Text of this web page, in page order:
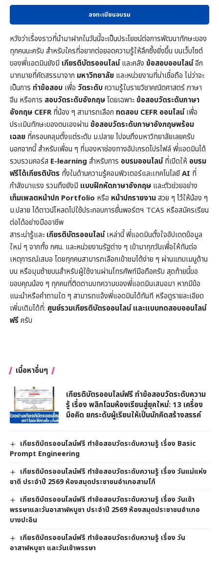
ลงทะเบียนอบรม
หวังว่าเรื่องราวที่นำมาฝากในวันนี้จะเป็นประโยชน์ต่อการพัฒนาทักษะของ
ทุกคนนะครับ สำหรับใครที่อยากต่อยอดความรู้ให้ลึกซึ้งยิ่งขึ้น บนเว็บไซต์
ของพี่แอดมินยังมี เกียรติบัตรออนไลน์และคลัง ข้อสอบออนไลน์อีก
มากมายที่คัดสรรมาจาก มหาวิทยาลัย และหน่วยงานที่น่าเชื่อถือ ไม่ว่าจะ
เป็นการ ทำข้อสอบ เพื่อ วัดระดับความรู้ในรายวิชาคณิตศาสตร์ภาษา
จีน หรือการ สอบวัดระดับอังกฤษโดยเฉพาะข้อสอบวัดระดับภาษา
อังกฤษ CEFRที่น้อง ๆ สามารถเลือก ทดสอบ CEFR ออนไลน์เพื่อ
ประเมินทักษะของตนเองผ่าน ข้อสอบวัดระดับภาษาอังกฤษพร้อม
เฉลย ที่ครอบคลุมตั้งแต่ระดับ ม.ปลาย ไปจนถึงมหาวิทยาลัยเลยครับ
นอกจากนี้ สำหรับเพื่อน ๆ ที่มองหาช่องทางอัปเกรดโปรไฟล์ พี่แอดมินได้
รวบรวมคอร์ส E-learning สำหรับการ อบรมออนไลน์ที่เปิดให้ อบรม
ฟรีได้เกียรติบัตร ทั้งในด้านความรู้คอมพิวเตอร์และเทคโนโลยีAI ที่
กำลังมาแรง รวมถึงยังมี แบบฝึกหัดภาษาอังกฤษ และตัวช่วยอย่าง
เท็มเพลตหน้าปก Portfolio หรือ หน้าปกรายงานสวย ๆ ไว้ให้น้อง ๆ
ม.ปลาย ได้ดาวน์โหลดไปใช้ประกอบการยื่นพอร์ตฯ TCAS หรือสมัครเรียน
ต่อได้อย่างมืออาชีพ
สาระน่ารู้และ เกียรติบัตรออนไลน์เหล่านี้ พี่แอดมินตั้งใจอัปเดตข้อมูล
ใหม่ ๆ จากทั้ง กศน. และหน่วยงานรัฐต่าง ๆ เข้ามาทุกวันเพื่อให้ทันต่อ
เหตุการณ์เสมอ โดยทุกคนสามารถเลือกเข้าชมได้ง่าย ๆ ผ่านแถบเมนูด้าน
บน หรือมุมซ้ายบนสำหรับผู้ใช้งานผ่านโทรศัพท์มือถือครับ สุดท้ายนี้ขอ
ขอบคุณน้อง ๆ ทุกคนที่ติดตามบทความของพี่แอดมินเสมอมา หากมีข้อ
แนะนำหรือคำถามใด ๆ สามารถแจ้งพี่แอดมินได้ทันที หรือดูรายละเอียด
เพิ่มเติมได้ที่: ศูนย์รวมเกียรติบัตรออนไลน์ และแบบทดสอบออนไลน์
ฟรีครับ
เนื้อหาอื่นๆ
เกียรติบัตรออนไลน์ฟรี ทำข้อสอบวัดระดับความ
รู้ เรื่อง พลิกโฉมห้องเรียนสู่ยุคใหม่: 13 เครื่อง
มือคิด ยกระดับผู้เรียนให้เป็นนักคิดสร้างสรรค์
เกียรติบัตรออนไลน์ฟรี ทำข้อสอบวัดระดับความรู้ เรื่อง Basic
Prompt Engineering
เกียรติบัตรออนไลน์ฟรี ทำข้อสอบวัดระดับความรู้ เรื่อง วันแม่แห่ง
ชาติ ประจำปี 2569 ห้องสมุดประชาชนอำเภอสามโก้
เกียรติบัตรออนไลน์ฟรี ทำข้อสอบวัดระดับความรู้ เรื่อง วันเข้า
พรรษาและวันอาสาฬหบูชา ประจำปี 2569 ห้องสมุดประชาชนอำเภอ
บางปะอิน
เกียรติบัตรออนไลน์ฟรี ทำข้อสอบวัดระดับความรู้ เรื่อง วัน
อาสาฬหบูชา และวันเข้าพรรษา